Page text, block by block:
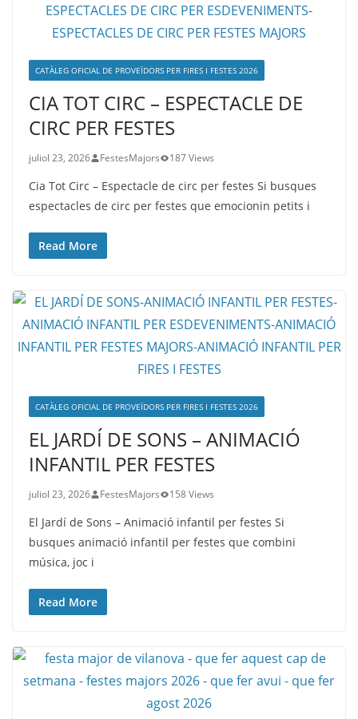
CATÀLEG OFICIAL DE PROVEÏDORS PER FIRES I FESTES 2026
CIA TOT CIRC – ESPECTACLE DE
CIRC PER FESTES
juliol 23, 2026 FestesMajors 187 Views
Cia Tot Circ – Espectacle de circ per festes Si busques
espectacles de circ per festes que emocionin petits i
Read More
CATÀLEG OFICIAL DE PROVEÏDORS PER FIRES I FESTES 2026
EL JARDÍ DE SONS – ANIMACIÓ
INFANTIL PER FESTES
juliol 23, 2026 FestesMajors 158 Views
El Jardí de Sons – Animació infantil per festes Si
busques animació infantil per festes que combini
música, joc i
Read More